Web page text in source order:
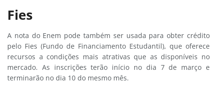
Fies
A nota do Enem pode também ser usada para obter crédito
pelo Fies (Fundo de Financiamento Estudantil), que oferece
recursos a condições mais atrativas que as disponíveis no
mercado. As inscrições terão início no dia 7 de março e
terminarão no dia 10 do mesmo mês.